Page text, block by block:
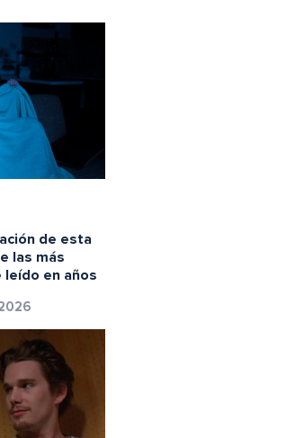
de esta
las más
en años